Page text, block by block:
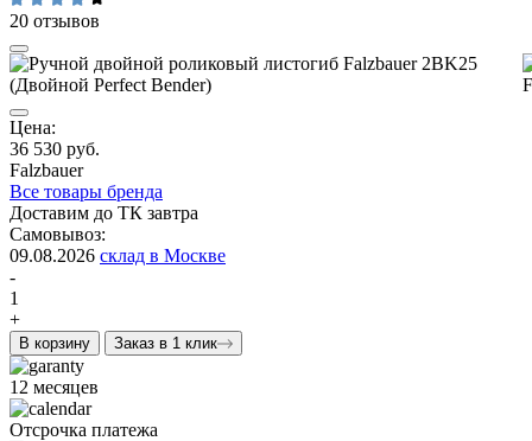
20 отзывов
Цена:
36 530 руб.
Falzbauer
Все товары бренда
Доставим до ТК завтра
Самовывоз:
09.08.2026 склад в Москве
-
1
+
В корзину Заказ в 1 клик
12 месяцев
Отсрочка платежа